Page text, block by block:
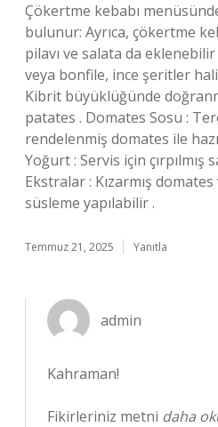
Çökertme kebabı
bulunur: Ayrıca, çökertme
pilavı ve salata da
veya bonfile, ince şeritler
Kibrit büyüklüğünde
patates . Domates Sosu :
rendelenmiş domates ile
Yoğurt : Servis için çırpılmış
Ekstralar : Kızarmış
süsleme yapılabilir .
Temmuz 21, 2025 Yanıtla
admin
Kahraman!
Fikirleriniz metni daha